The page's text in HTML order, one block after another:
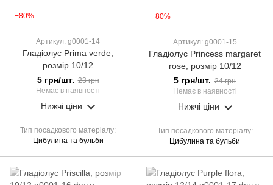
−80%
Артикул: g0001-14
Гладіолус Prima verde,
розмір 10/12
5 грн/шт. 23 грн
Немає в наявності
Нижчі ціни
Тип посадкового матеріалу
Цибулина та бульби
−80%
Артикул: g0001-15
Гладіолус Princess margaret
rose, розмір 10/12
5 грн/шт. 24 грн
Немає в наявності
Нижчі ціни
Тип посадкового матеріалу
Цибулина та бульби